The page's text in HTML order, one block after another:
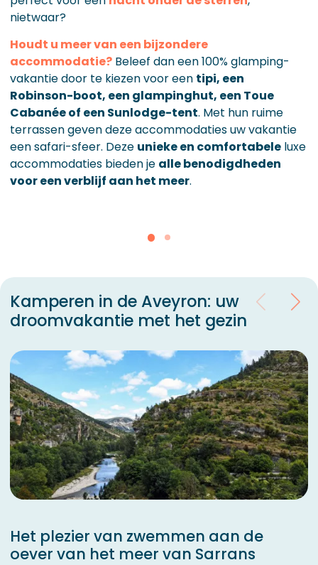
nietwaar?
Houdt u meer van een bijzondere
accommodatie? Beleef dan een 100% glamping-
vakantie door te kiezen voor een tipi, een
Robinson-boot, een glampinghut, een Toue
Cabanée of een Sunlodge-tent. Met hun ruime
terrassen geven deze accommodaties uw vakantie
een safari-sfeer. Deze unieke en comfortabele luxe
accommodaties bieden je alle benodigdheden
voor een verblijf aan het meer.
Kamperen in de Aveyron: uw
droomvakantie met het gezin
Het plezier van zwemmen aan de
oever van het meer van Sarrans